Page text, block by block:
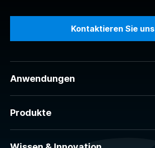
Kontaktieren Sie uns
Anwendungen
Produkte